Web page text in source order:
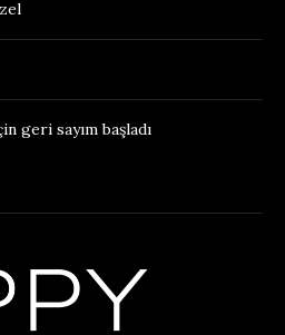
geri sayım başladı